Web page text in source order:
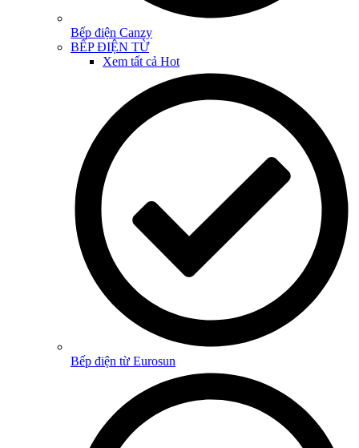
Bếp điện Canzy
BẾP ĐIỆN TỪ
Xem tất cả Hot
Bếp điện từ Eurosun